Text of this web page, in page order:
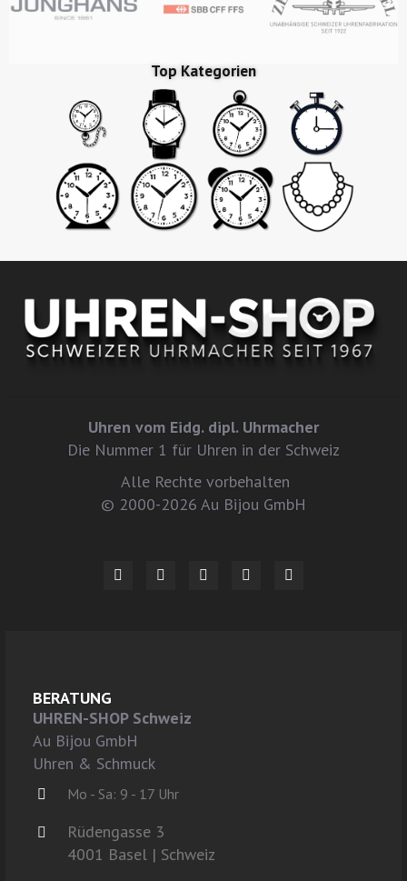
Top Kategorien
Uhren vom Eidg. dipl. Uhrmacher
Die Nummer 1 für Uhren in der Schweiz
Alle Rechte vorbehalten
© 2000-2026 Au Bijou GmbH
BERATUNG
UHREN-SHOP Schweiz
Au Bijou GmbH
Uhren & Schmuck
Mo - Sa: 9 - 17 Uhr
Rüdengasse 3
4001 Basel | Schweiz